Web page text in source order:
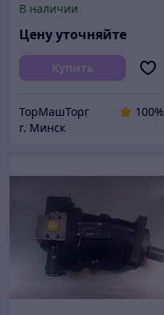
В наличии
Цену уточняйте
Купить
ТорМашТорг
100%
г. Минск